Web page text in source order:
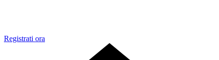
Registrati ora